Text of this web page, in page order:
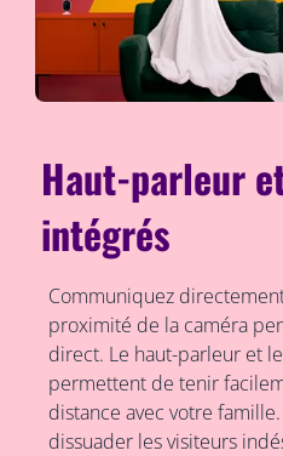
Haut-parleur
intégrés
Communiquez
proximité de la caméra
direct. Le haut-parleur et
permettent de tenir
distance avec votre
dissuader les visiteurs